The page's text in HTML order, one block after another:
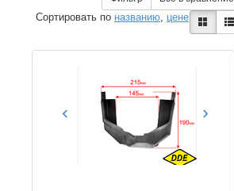
Сортировать по названию, цене
‹ ›